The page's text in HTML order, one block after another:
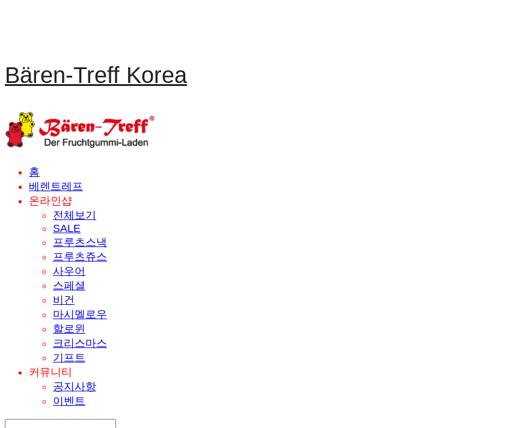
Bären-Treff Korea
홈
베렌트레프
온라인샵
전체보기
SALE
프루츠스낵
프루츠쥬스
사우어
스페셜
비건
마시멜로우
할로윈
크리스마스
기프트
커뮤니티
공지사항
이벤트